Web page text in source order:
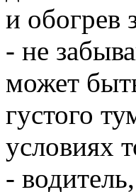
и обогрев
- не
может
густого
условиях
-